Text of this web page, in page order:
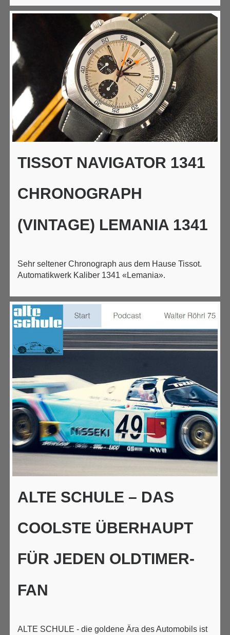
TISSOT NAVIGATOR 1341
CHRONOGRAPH
(VINTAGE) LEMANIA 1341
Sehr seltener Chronograph aus dem Hause Tissot.
Automatikwerk Kaliber 1341 «Lemania».
ALTE SCHULE – DAS
COOLSTE ÜBERHAUPT
FÜR JEDEN OLDTIMER-
FAN
ALTE SCHULE - die goldene Ära des Automobils ist